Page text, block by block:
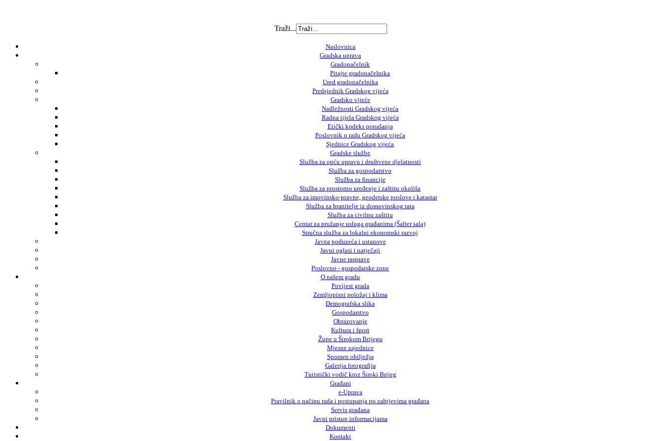
Traži...
Naslovnica
Gradska uprava
Gradonačelnik
Pitajte gradonačelnika
Ured gradonačelnika
Predsjednik Gradskog vijeća
Gradsko vijeće
Nadležnosti Gradskog vijeća
Radna tijela Gradskog vijeća
Etički kodeks ponašanja
Poslovnik o radu Gradskog vijeća
Sjednice Gradskog vijeća
Gradske službe
Služba za opću upravu i društvene djelatnosti
Služba za gospodarstvo
Služba za financije
Služba za prostorno uređenje i zaštitu okoliša
Služba za imovinsko-pravne, geodetske poslove i katastar
Služba za branitelje iz domovinskog rata
Služba za civilnu zaštitu
Centar za pružanje usluga građanima (Šalter sala)
Stručna služba za lokalni ekonomski razvoj
Javna poduzeća i ustanove
Javni oglasi i natječaji
Javne rasprave
Poslovno - gospodarske zone
O našem gradu
Povijest grada
Zemljopisni položaj i klima
Demografska slika
Gospodarstvo
Obrazovanje
Kultura i šport
Župe u Širokom Brijegu
Mjesne zajednice
Spomen obilježja
Galerija fotografija
Turistički vodič kroz Široki Brijeg
Građani
e-Uprava
Pravilnik o načinu rada i postupanja po zahtjevima građana
Servis građana
Javni pristup informacijama
Dokumenti
Kontakt